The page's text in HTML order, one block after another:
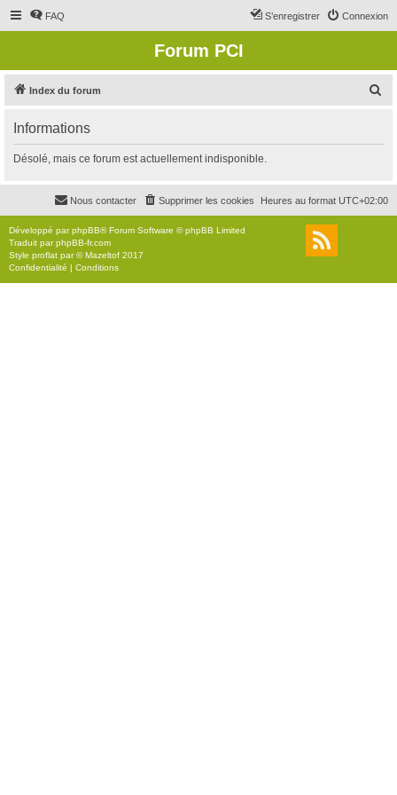
FAQ Connexion
S’enregistrer
Forum PCI
Index du forum
r
c
r
Informations
Désolé, mais ce forum est actuellement indisponible.
Heures au format UTC+02:00
Supprimer les cookies
Nous contacter
Développé parphpBB® Forum Software © phpBB Limited
Traduit parphpBB-fr.com
Style proflat par ©Mazeltof 2017
Confidentialité | Conditions